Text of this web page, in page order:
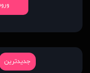
جدیدترین